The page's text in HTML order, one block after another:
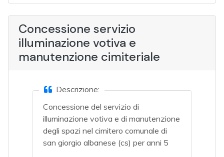
Concessione servizio
illuminazione votiva e
manutenzione cimiteriale
Descrizione:
Concessione del servizio di
illuminazione votiva e di manutenzione
degli spazi nel cimitero comunale di
san giorgio albanese (cs) per anni 5